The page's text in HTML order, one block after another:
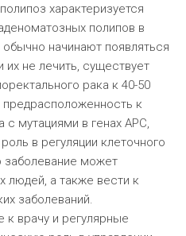
характеризуется
полипов в
начинают появляться
не лечить, существует
рака к 40-50
предрасположенность к
мутациями в генах APC,
в регуляции клеточного
заболевание может
людей, а также вести к
заболеваний.
врачу и регулярные